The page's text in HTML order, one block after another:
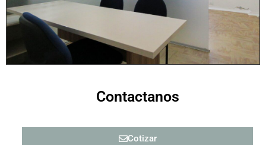
Contactanos
Cotizar